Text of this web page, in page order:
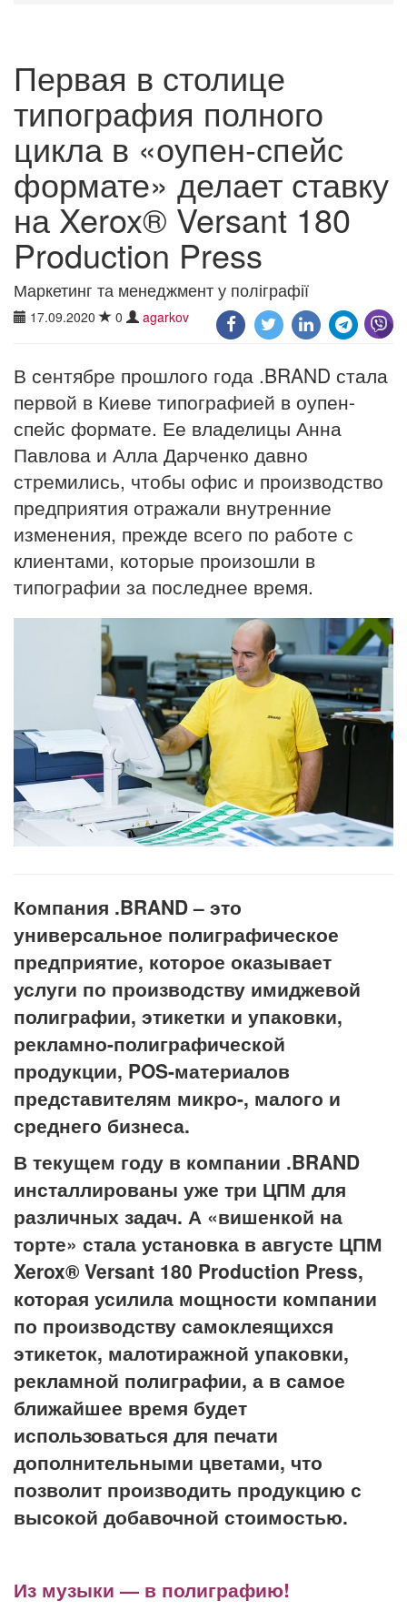
Первая в столице
типография полного
цикла в «оупен-спейс
формате» делает ставку
на Xerox® Versant 180
Production Press
Маркетинг та менеджмент у поліграфії
17.09.2020 0 agarkov
В сентябре прошлого года .BRAND стала
первой в Киеве типографией в оупен-
спейс формате. Ее владелицы Анна
Павлова и Алла Дарченко давно
стремились, чтобы офис и производство
предприятия отражали внутренние
изменения, прежде всего по работе с
клиентами, которые произошли в
типографии за последнее время.
Компания .BRAND– это
универсальное полиграфическое
предприятие, которое оказывает
услуги по производству имиджевой
полиграфии, этикетки и упаковки,
рекламно-полиграфической
продукции, POS-материалов
представителям микро-, малого и
среднего бизнеса.
В текущем году в компании .BRAND
инсталлированы уже три ЦПМ для
различных задач. А «вишенкой на
торте» стала установка в августе ЦПМ
Xerox® Versant 180 Production Press,
которая усилила мощности компании
по производству самоклеящихся
этикеток, малотиражной упаковки,
рекламной полиграфии, а в самое
ближайшее время будет
использоваться для печати
дополнительными цветами, что
позволит производить продукцию с
высокой добавочной стоимостью.
Из музыки — в полиграфию!